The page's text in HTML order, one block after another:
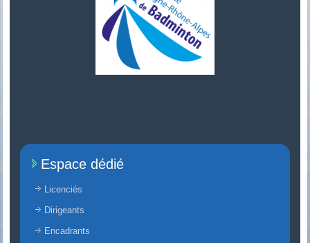
Espace dédié
Licenciés
Dirigeants
Encadrants